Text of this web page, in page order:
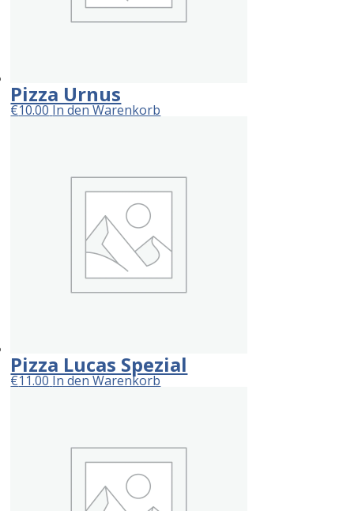
Pizza Urnus
€10.00In den Warenkorb
Pizza Lucas Spezial
€11.00In den Warenkorb